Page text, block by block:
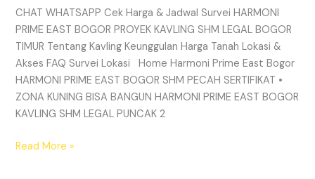
CHAT WHATSAPP Cek Harga & Jadwal Survei HARMONI
PRIME EAST BOGOR PROYEK KAVLING SHM LEGAL BOGOR
TIMUR Tentang Kavling Keunggulan Harga Tanah Lokasi &
Akses FAQ Survei Lokasi Home Harmoni Prime East Bogor
HARMONI PRIME EAST BOGOR SHM PECAH SERTIFIKAT •
ZONA KUNING BISA BANGUN HARMONI PRIME EAST BOGOR
KAVLING SHM LEGAL PUNCAK 2
Read More »